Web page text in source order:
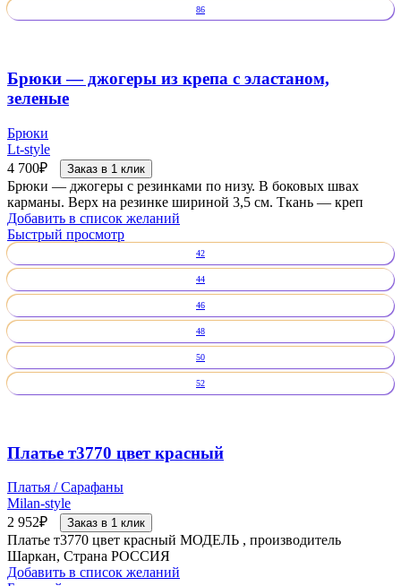
86
Брюки — джогеры из крепа с эластаном,
зеленые
Брюки
Lt-style
4 700₽ Заказ в 1 клик
Брюки — джогеры с резинками по низу. В боковых швах
карманы. Верх на резинке шириной 3,5 см. Ткань — креп
Добавить в список желаний
Быстрый просмотр
42
44
46
48
50
52
Платье т3770 цвет красный
Платья / Сарафаны
Milan-style
2 952₽ Заказ в 1 клик
Платье т3770 цвет красный МОДЕЛЬ , производитель
Шаркан, Страна РОССИЯ
Добавить в список желаний